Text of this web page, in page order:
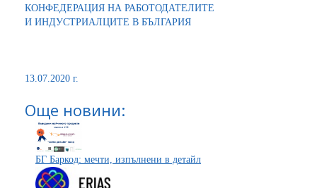
КОНФЕДЕРАЦИЯ НА РАБОТОДАТЕЛИТЕ
И ИНДУСТРИАЛЦИТЕ В БЪЛГАРИЯ
13.07.2020 г.
Още новини:
БГ Баркод: мечти, изпълнени в детайл